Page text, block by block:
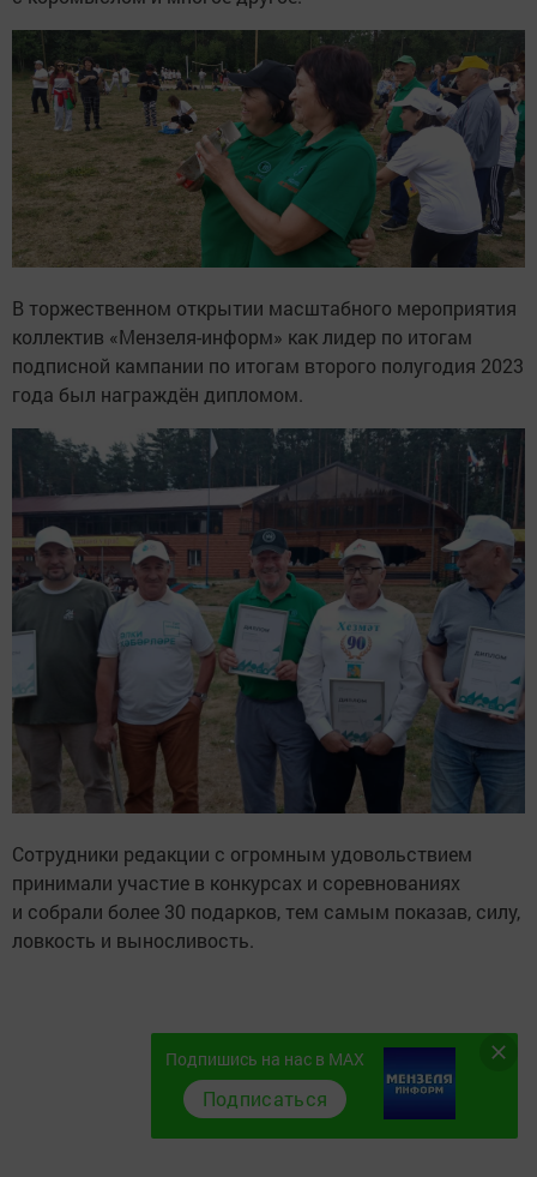
В торжественном открытии масштабного мероприятия
коллектив «Мензеля-информ» как лидер по итогам
подписной кампании по итогам второго полугодия 2023
года был награждён дипломом.
Сотрудники редакции с огромным удовольствием
принимали участие в конкурсах и соревнованиях
и собрали более 30 подарков, тем самым показав, силу,
ловкость и выносливость.
Подпишись на нас в MAX
Подписаться